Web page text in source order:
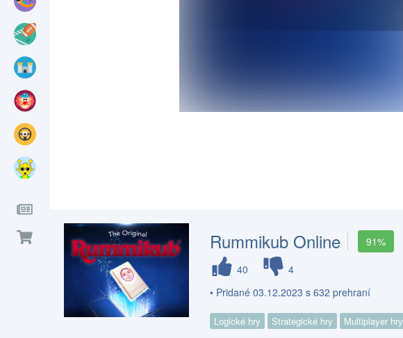
Rummikub Online
91%
40
4
• Pridané 03.12.2023 s 632 prehraní
Logické hry Strategické hry Multiplayer hry